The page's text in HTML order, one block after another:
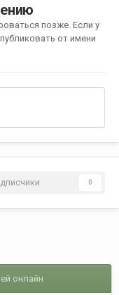
позже. Если у
от имени
0
онлайн